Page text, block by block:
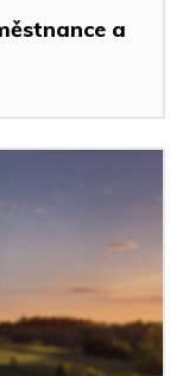
a